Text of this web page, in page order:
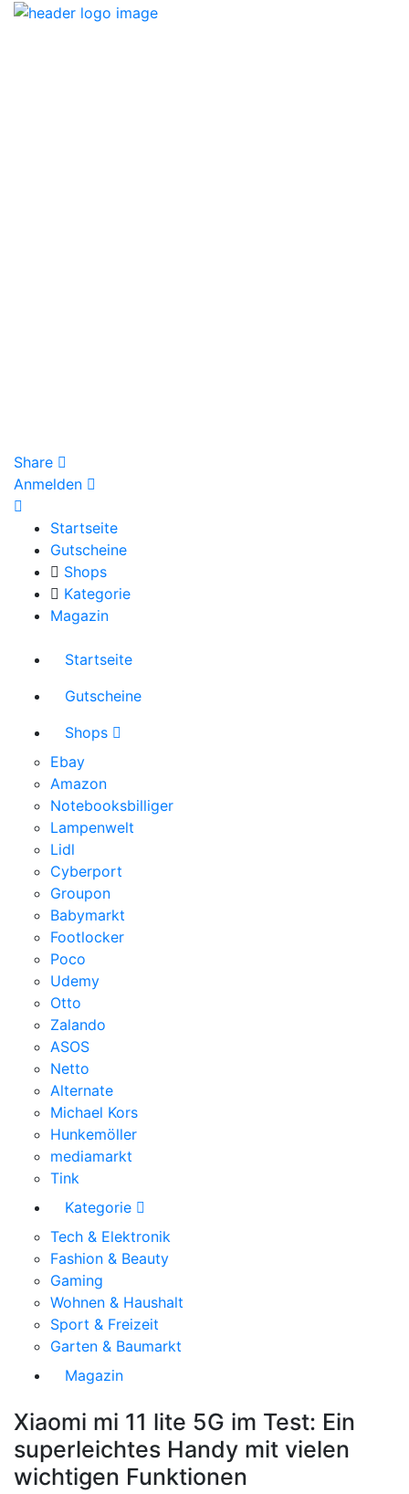
Share
Anmelden
Startseite
Gutscheine
Shops
Kategorie
Magazin
Startseite
Gutscheine
Shops
Ebay
Amazon
Notebooksbilliger
Lampenwelt
Lidl
Cyberport
Groupon
Babymarkt
Footlocker
Poco
Udemy
Otto
Zalando
ASOS
Netto
Alternate
Michael Kors
Hunkemöller
mediamarkt
Tink
Kategorie
Tech & Elektronik
Fashion & Beauty
Gaming
Wohnen & Haushalt
Sport & Freizeit
Garten & Baumarkt
Magazin
Xiaomi mi 11 lite 5G im Test: Ein
superleichtes Handy mit vielen
wichtigen Funktionen